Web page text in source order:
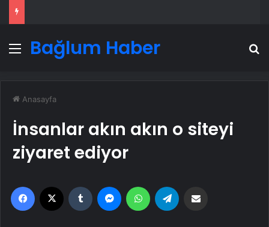
Menü
Bağlum Haber
Anasayfa
İnsanlar akın akın o siteyi
ziyaret ediyor
Facebook Tumblr MessengerWhatsApp